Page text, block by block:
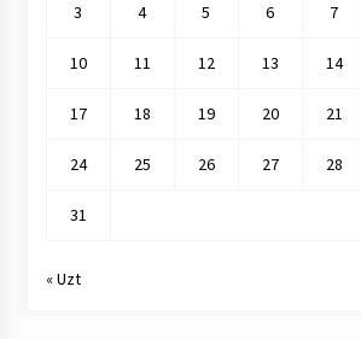
3 4 5 6 7
10 11 12 13 14
17 18 19 20 21
24 25 26 27 28
31
« Uzt